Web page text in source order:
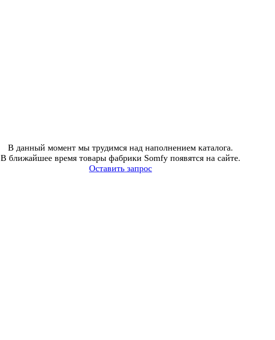
В данный момент мы трудимся над наполнением каталога.
В ближайшее время товары фабрики Somfy появятся на сайте.
Оставить запрос